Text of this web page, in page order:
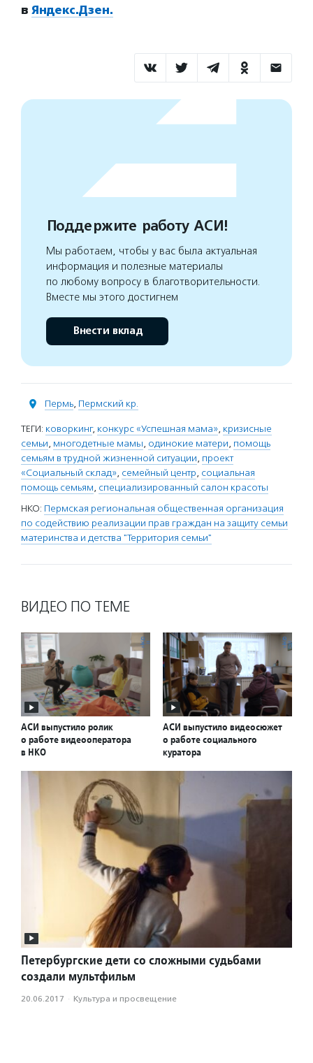
в Яндекс.Дзен.
Поддержите работу АСИ!
Мы работаем, чтобы у вас была актуальная
информация и полезные материалы
по любому вопросу в благотворительности.
Вместе мы этого достигнем
Внести вклад
Пермь, Пермский кр.
ТЕГИ: коворкинг, конкурс «Успешная мама», кризисные
семьи, многодетные мамы, одинокие матери, помощь
семьям в трудной жизненной ситуации, проект
«Социальный склад», семейный центр, социальная
помощь семьям, специализированный салон красоты
НКО: Пермская региональная общественная организация
по содействию реализации прав граждан на защиту семьи
материнства и детства "Территория семьи"
ВИДЕО ПО ТЕМЕ
АСИ выпустило ролик
о работе видеооператора
в НКО
АСИ выпустило видеосюжет
о работе социального
куратора
Петербургские дети со сложными судьбами
создали мультфильм
20.06.2017 · Культура и просвещение